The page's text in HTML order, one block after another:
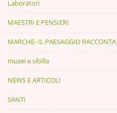
Laboratori
MAESTRI E PENSIERI
MARCHE- IL PAESAGGIO RACCONTA
musei e sibilla
NEWS E ARTICOLI
SANTI